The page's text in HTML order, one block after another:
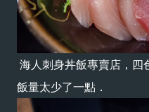
海人刺身丼飯專賣店，四
飯量太少了一點．